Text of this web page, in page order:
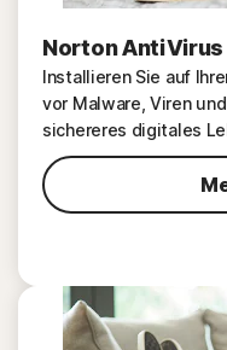
Norton AntiVirus
Installieren Sie auf
vor Malware, Viren
sichereres digitales